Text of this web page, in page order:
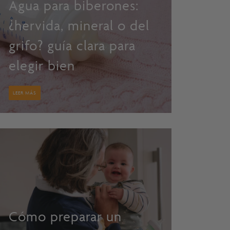
Agua para biberones:
¿hervida, mineral o del
grifo? guía clara para
elegir bien
LEER MÁS
Cómo preparar un